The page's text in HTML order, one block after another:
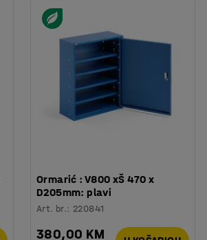
Ormarić : V800 xŠ 470 x
D205mm: plavi
Art. br.: 220841
380,00 KM